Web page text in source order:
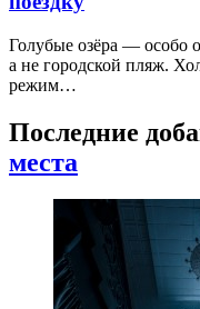
Голубые озёра — особо
а не городской пляж.
режим…
Последние
места